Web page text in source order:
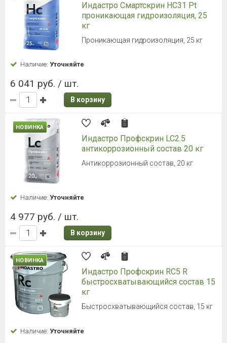
Индастро Смартскрин HC31 Pt
проникающая гидроизоляция, 25
кг
Проникающая гидроизоляция, 25 кг
Наличие: Уточняйте
6 041 руб. / шт.
В корзину
НОВИНКА
Индастро Профскрин LC2.5
антикоррозионный состав 20 кг
Антикоррозионный состав, 20 кг
Наличие: Уточняйте
4 977 руб. / шт.
В корзину
НОВИНКА
Индастро Профскрин RC5 R
быстросхватывающийся состав 15
кг
Быстросхватывающийся состав, 15 кг
Наличие: Уточняйте